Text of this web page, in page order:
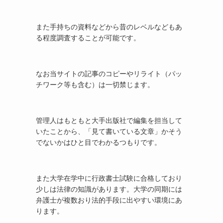
また手持ちの資料などから昔のレベルなどもあ
る程度調査することが可能です。
なお当サイトの記事のコピーやリライト（パッ
チワーク等も含む）は一切禁じます。
管理人はもともと大手出版社で編集を担当して
いたことから、「見て書いている文章」かそう
でないかはひと目でわかるつもりです。
また大学在学中に行政書士試験に合格しており
少しは法律の知識があります。大学の同期には
弁護士が複数おり法的手段に出やすい環境にあ
ります。